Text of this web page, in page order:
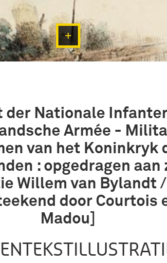
der Nationale
Armée -
van het Koninkryk
: opgedragen aan
Willem van Bylandt
door Courtois
Madou]